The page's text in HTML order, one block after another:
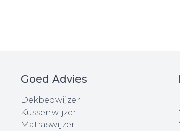
Goed Advies
Dekbedwijzer
Kussenwijzer
Matraswijzer